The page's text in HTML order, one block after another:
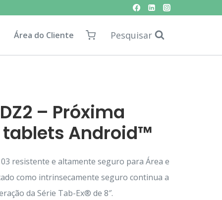
Área do Cliente Pesquisar
– Próxima
Android™
resistente e altamente seguro para Área e
como intrinsecamente seguro continua a
da Série Tab-Ex® de 8″.